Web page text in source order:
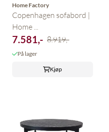
Home Factory
Copenhagen sofabord |
Home ...
7.581,- 8.919,-
På lager
Kjøp